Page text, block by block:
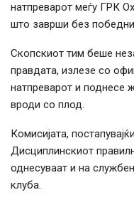
натпреварот меѓу ГРК
што заврши без
Скопскиот тим беше
правдата, излезе со
натпреварот и поднесе
вроди со плод.
Комисијата,
Дисциплинскиот
однесуваат и на
клуба.